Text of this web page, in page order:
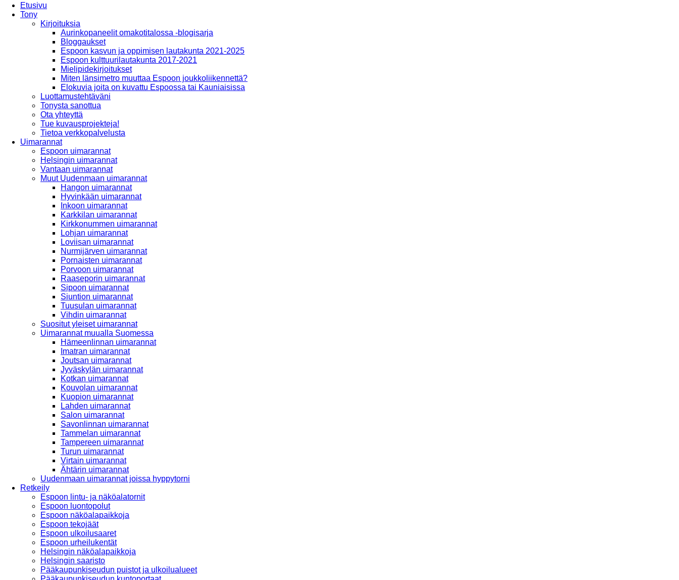
Etusivu
Tony
Kirjoituksia
Aurinkopaneelit omakotitalossa -blogisarja
Bloggaukset
Espoon kasvun ja oppimisen lautakunta 2021-2025
Espoon kulttuurilautakunta 2017-2021
Mielipidekirjoitukset
Miten länsimetro muuttaa Espoon joukkoliikennettä?
Elokuvia joita on kuvattu Espoossa tai Kauniaisissa
Luottamustehtäväni
Tonysta sanottua
Ota yhteyttä
Tue kuvausprojekteja!
Tietoa verkkopalvelusta
Uimarannat
Espoon uimarannat
Helsingin uimarannat
Vantaan uimarannat
Muut Uudenmaan uimarannat
Hangon uimarannat
Hyvinkään uimarannat
Inkoon uimarannat
Karkkilan uimarannat
Kirkkonummen uimarannat
Lohjan uimarannat
Loviisan uimarannat
Nurmijärven uimarannat
Pornaisten uimarannat
Porvoon uimarannat
Raaseporin uimarannat
Sipoon uimarannat
Siuntion uimarannat
Tuusulan uimarannat
Vihdin uimarannat
Suositut yleiset uimarannat
Uimarannat muualla Suomessa
Hämeenlinnan uimarannat
Imatran uimarannat
Joutsan uimarannat
Jyväskylän uimarannat
Kotkan uimarannat
Kouvolan uimarannat
Kuopion uimarannat
Lahden uimarannat
Salon uimarannat
Savonlinnan uimarannat
Tammelan uimarannat
Tampereen uimarannat
Turun uimarannat
Virtain uimarannat
Ähtärin uimarannat
Uudenmaan uimarannat joissa hyppytorni
Retkeily
Espoon lintu- ja näköalatornit
Espoon luontopolut
Espoon näköalapaikkoja
Espoon tekojäät
Espoon ulkoilusaaret
Espoon urheilukentät
Helsingin näköalapaikkoja
Helsingin saaristo
Pääkaupunkiseudun puistot ja ulkoilualueet